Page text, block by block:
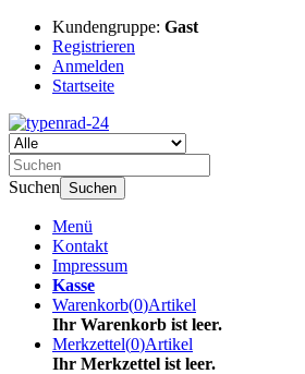
Kundengruppe: Gast
Registrieren
Anmelden
Startseite
Suchen Suchen
Menü
Kontakt
Impressum
Kasse
Warenkorb(0)Artikel
Ihr Warenkorb ist leer.
Merkzettel(0)Artikel
Ihr Merkzettel ist leer.